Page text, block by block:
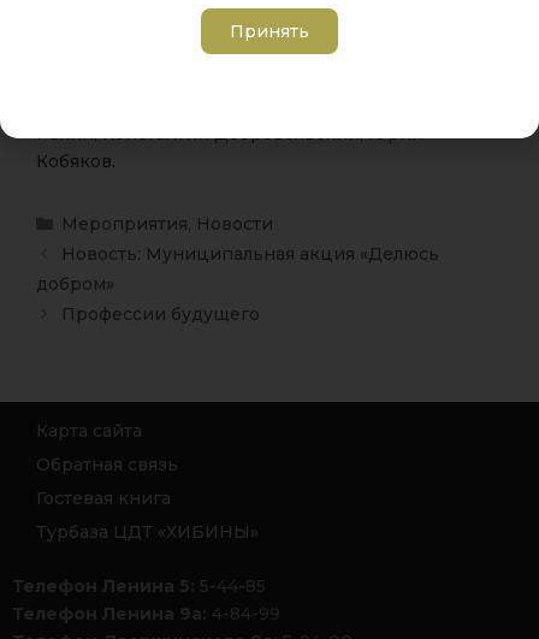
Этот фильм об обороне полуостровов Средний и
Рыбачий . О событиях, происходящих в годы
Ракин, Константин Добровольский, Юрий
Кобяков.
Мероприятия, Новости
Новость: Муниципальная акция «Делюсь
добром»
Профессии будущего
Карта сайта
Обратная связь
Гостевая книга
Турбаза ЦДТ «ХИБИНЫ»
Телефон Ленина 5: 5-44-85
Телефон Ленина 9а: 4-84-99
Принять